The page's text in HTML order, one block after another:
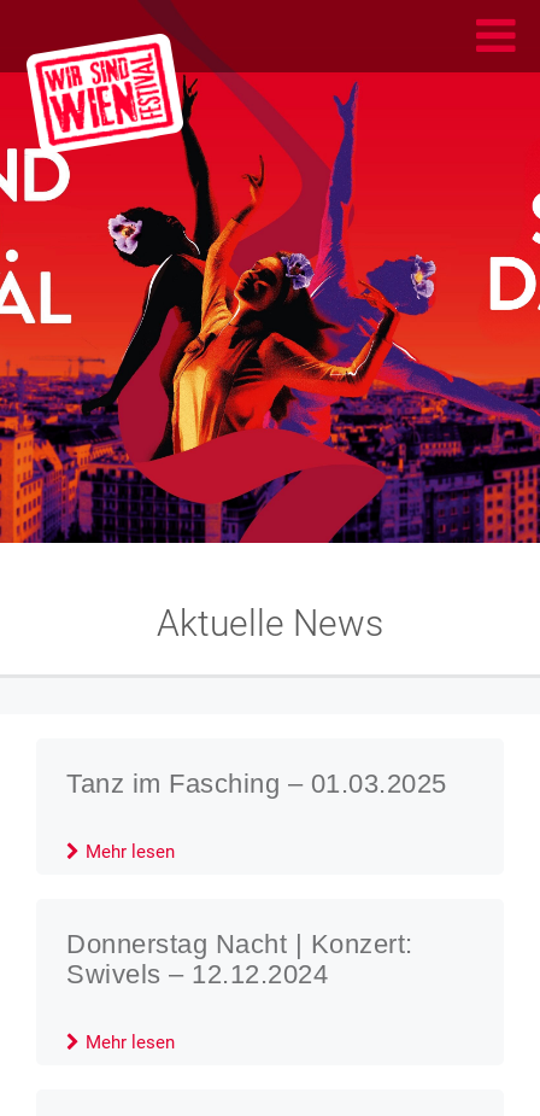
Aktuelle News
Tanz im Fasching – 01.03.2025
Mehr lesen
Donnerstag Nacht | Konzert:
Swivels – 12.12.2024
Mehr lesen